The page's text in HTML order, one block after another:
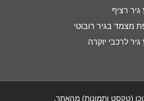
גיר רציף
מצמד בגיר רובוטי
גיר לרכבי יוקרה
(טקסט ותמונות) מהאתר.